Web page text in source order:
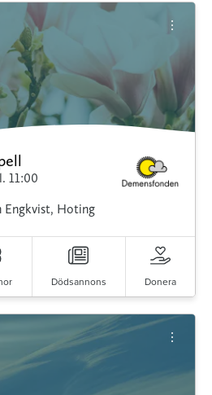
11:00
Engkvist, Hoting
Dödsannons Donera